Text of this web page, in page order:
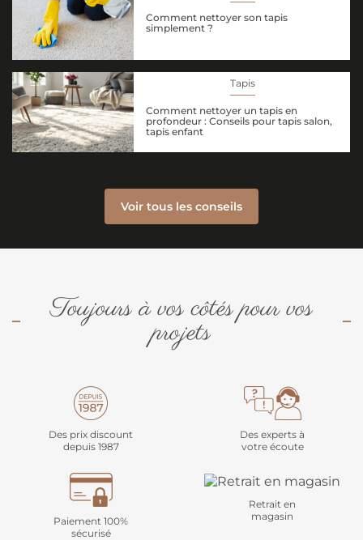
Comment nettoyer son tapis
simplement ?
Tapis
Comment nettoyer un tapis en
profondeur : Conseils pour tapis salon,
tapis enfant
Voir tous les conseils
Toujours à vos côtés pour vos
projets
Des prix discount
depuis 1987
Des experts à
votre écoute
Paiement 100%
sécurisé
Retrait en
magasin